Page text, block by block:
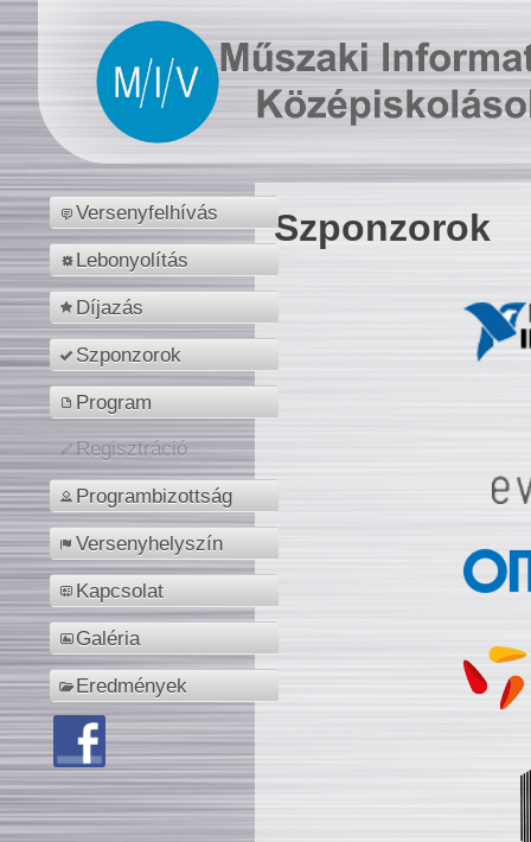
Versenyfelhívás
Lebonyolítás
Díjazás
Szponzorok
Program
Regisztráció
Programbizottság
Versenyhelyszín
Kapcsolat
Galéria
Eredmények
Szponzorok